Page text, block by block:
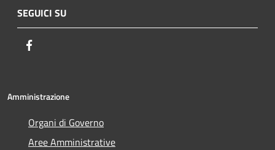
SEGUICI SU
Amministrazione
Organi di Governo
Aree Amministrative